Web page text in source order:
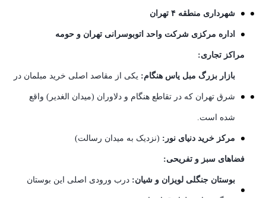
شهرداری منطقه ۴ تهران
اداره مرکزی شرکت واحد اتوبوسرانی تهران و حومه
مراکز تجاری:
بازار بزرگ مبل یاس هنگام: یکی از مقاصد اصلی خرید مبلمان در
شرق تهران که در تقاطع هنگام و دلاوران (میدان الغدیر) واقع
شده است.
مرکز خرید دنیای نور: (نزدیک به میدان رسالت)
فضاهای سبز و تفریحی:
بوستان جنگلی لویزان و شیان: درب ورودی اصلی این بوستان